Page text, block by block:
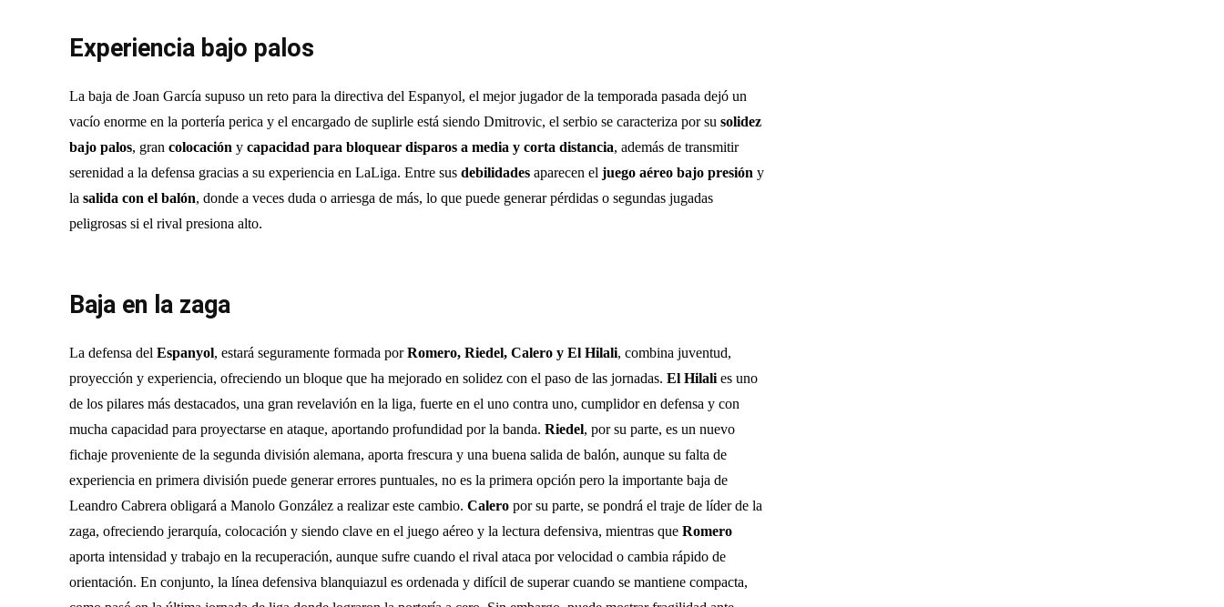
Experiencia bajo palos
La baja de Joan García supuso un reto para la directiva del Espanyol, el mejor jugador de la temporada pasada dejó un
vacío enorme en la portería perica y el encargado de suplirle está siendo Dmitrovic, el serbio se caracteriza por su solidez
bajo palos, gran colocación y capacidad para bloquear disparos a media y corta distancia, además de transmitir
serenidad a la defensa gracias a su experiencia en LaLiga. Entre sus debilidades aparecen el juego aéreo bajo presión y
la salida con el balón, donde a veces duda o arriesga de más, lo que puede generar pérdidas o segundas jugadas
peligrosas si el rival presiona alto.
Baja en la zaga
La defensa del Espanyol, estará seguramente formada porRomero, Riedel, Calero y El Hilali, combina juventud,
proyección y experiencia, ofreciendo un bloque que ha mejorado en solidez con el paso de las jornadas. El Hilali es uno
de los pilares más destacados, una gran revelavión en la liga, fuerte en el uno contra uno, cumplidor en defensa y con
mucha capacidad para proyectarse en ataque, aportando profundidad por la banda. Riedel, por su parte, es un nuevo
fichaje proveniente de la segunda división alemana, aporta frescura y una buena salida de balón, aunque su falta de
experiencia en primera división puede generar errores puntuales, no es la primera opción pero la importante baja de
Leandro Cabrera obligará a Manolo González a realizar este cambio. Calero por su parte, se pondrá el traje de líder de la
zaga, ofreciendo jerarquía, colocación y siendo clave en el juego aéreo y la lectura defensiva, mientras que Romero
aporta intensidad y trabajo en la recuperación, aunque sufre cuando el rival ataca por velocidad o cambia rápido de
orientación. En conjunto, la línea defensiva blanquiazul es ordenada y difícil de superar cuando se mantiene compacta,